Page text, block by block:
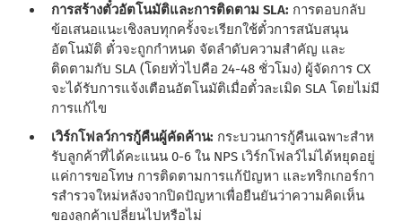
การสร้างตั๋วอัตโนมัติและการติดตาม SLA: การตอบกลับ
ข้อเสนอแนะเชิงลบทุกครั้งจะเรียกใช้ตั๋วการสนับสนุน
อัตโนมัติ ตั๋วจะถูกกําหนด จัดลําดับความสําคัญ และ
ติดตามกับ SLA (โดยทั่วไปคือ 24-48 ชั่วโมง) ผู้จัดการ CX
จะได้รับการแจ้งเตือนอัตโนมัติเมื่อตั๋วละเมิด SLA โดยไม่มี
การแก้ไข
เวิร์กโฟลว์การกู้คืนผู้คัดค้าน: กระบวนการกู้คืนเฉพาะสําห
รับลูกค้าที่ได้คะแนน 0-6 ใน NPS เวิร์กโฟลว์ไม่ได้หยุดอยู่
แค่การขอโทษ การติดตามการแก้ปัญหา และทริกเกอร์กา
รสํารวจใหม่หลังจากปิดปัญหาเพื่อยืนยันว่าความคิดเห็น
ของลูกค้าเปลี่ยนไปหรือไม่